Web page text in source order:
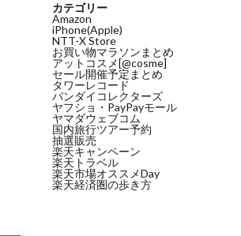
カテゴリー
Amazon
iPhone(Apple)
NTT-X Store
お買い物マラソンまとめ
アットコスメ[@cosme]
セール開催予定まとめ
タワーレコード
バンダイコレクターズ
ヤフショ・PayPayモール
ヤマダウェブコム
国内旅行ツアー予約
抽選販売
楽天キャンペーン
楽天トラベル
楽天市場オススメDay
楽天経済圏の歩き方